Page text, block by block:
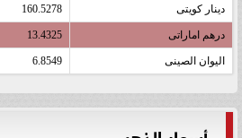
دينار كويتى 160.5278
درهم اماراتى 13.4325
اليوان الصينى 6.8549